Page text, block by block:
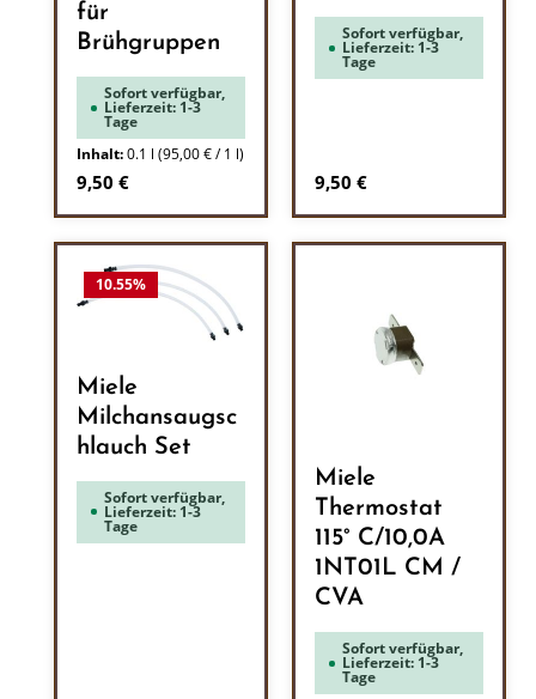
für
Brühgruppen
Sofort verfügbar,
Lieferzeit: 1-3
Tage
Inhalt:0.1 l (95,00 € / 1 l)
Regulärer Preis:
9,50 €
Sofort verfügbar,
Lieferzeit: 1-3
Tage
Regulärer Preis:
9,50 €
10.55%
Miele
Milchansaugsc
hlauch Set
Sofort verfügbar,
Lieferzeit: 1-3
Tage
Miele
Thermostat
115° C/10,0A
1NT01L CM /
CVA
Sofort verfügbar,
Lieferzeit: 1-3
Tage